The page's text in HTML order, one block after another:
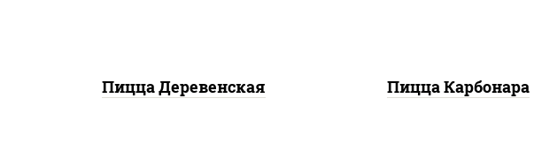
Пицца Деревенская Пицца Карбонара